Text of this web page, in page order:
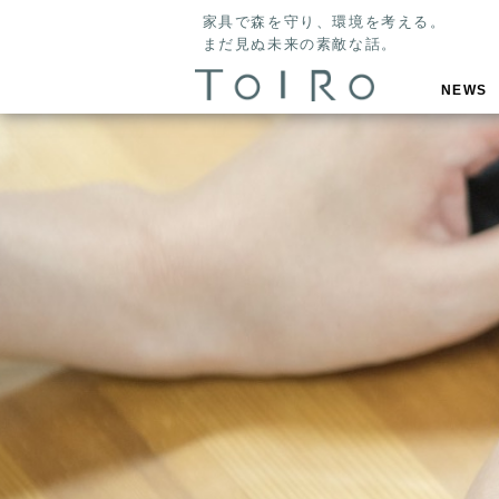
家具で森を守り、環境を考える。
まだ見ぬ未来の素敵な話。
NEWS